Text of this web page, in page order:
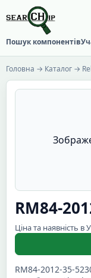
Пошук компонентів
Головна → Каталог →
RM84-
Ціна та наявність в
RM84-2012-35-